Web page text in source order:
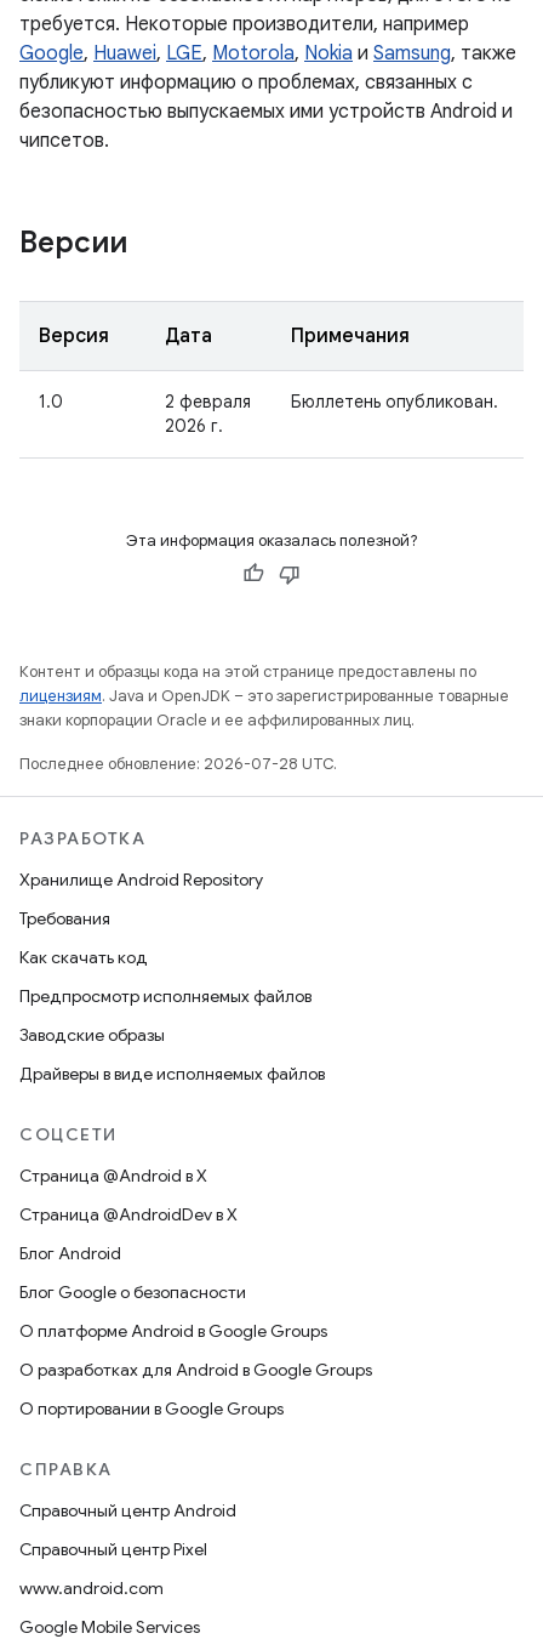
требуется. Некоторые производители, например
Google, Huawei, LGE, Motorola, Nokia и Samsung, также
публикуют информацию о проблемах, связанных с
безопасностью выпускаемых ими устройств Android и
чипсетов.
Версии
Версия Дата Примечания
1.0
2 февраля
2026 г.
Бюллетень опубликован.
Эта информация оказалась полезной?
Контент и образцы кода на этой странице предоставлены по
лицензиям. Java и OpenJDK – это зарегистрированные товарные
знаки корпорации Oracle и ее аффилированных лиц.
Последнее обновление: 2026-07-28 UTC.
РАЗРАБОТКА
Хранилище Android Repository
Требования
Как скачать код
Предпросмотр исполняемых файлов
Заводские образы
Драйверы в виде исполняемых файлов
СОЦСЕТИ
Страница @Android в X
Страница @AndroidDev в X
Блог Android
Блог Google о безопасности
О платформе Android в Google Groups
О разработках для Android в Google Groups
О портировании в Google Groups
СПРАВКА
Справочный центр Android
Справочный центр Pixel
www.android.com
Google Mobile Services